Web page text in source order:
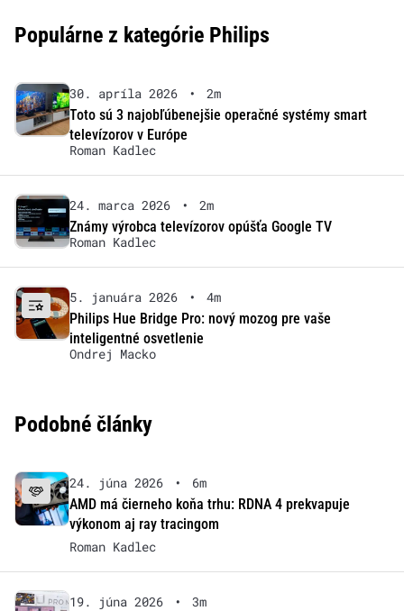
Populárne z kategórie Philips
30. apríla 2026 •
2m
Toto sú 3 najobľúbenejšie operačné systémy smart
televízorov v Európe
Roman Kadlec
24. marca 2026 •
2m
Známy výrobca televízorov opúšťa Google TV
Roman Kadlec
5. januára 2026 •
4m
Philips Hue Bridge Pro: nový mozog pre vaše
inteligentné osvetlenie
Ondrej Macko
Podobné články
24. júna 2026 •
6m
AMD má čierneho koňa trhu: RDNA 4 prekvapuje
výkonom aj ray tracingom
Roman Kadlec
19. júna 2026 •
3m